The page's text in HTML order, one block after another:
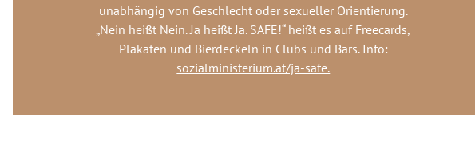
unabhängig von Geschlecht oder sexueller Orientierung.
„Nein heißt Nein. Ja heißt Ja. SAFE!“ heißt es auf Freecards,
Plakaten und Bierdeckeln in Clubs und Bars. Info:
sozialministerium.at/ja-safe.